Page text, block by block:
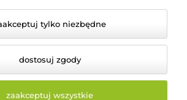
tylko niezbędne
dostosuj zgody
zaakceptuj wszystkie